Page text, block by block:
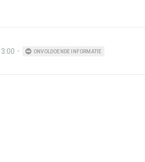
3:00 ONVOLDOENDE INFORMATIE